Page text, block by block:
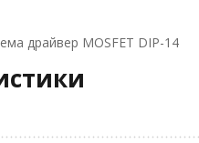
драйвер MOSFET DIP-14